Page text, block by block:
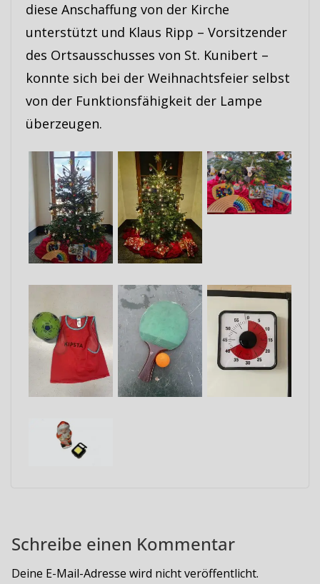
diese Anschaffung von der Kirche
unterstützt und Klaus Ripp – Vorsitzender
des Ortsausschusses von St. Kunibert –
konnte sich bei der Weihnachtsfeier selbst
von der Funktionsfähigkeit der Lampe
überzeugen.
Schreibe einen Kommentar
Deine E-Mail-Adresse wird nicht veröffentlicht.